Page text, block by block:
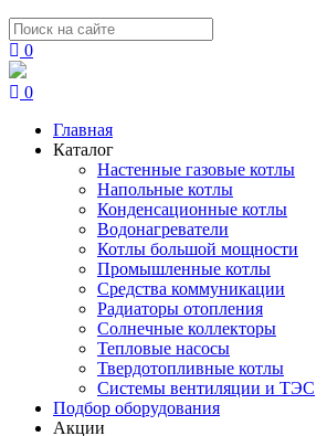
0
0
Главная
Каталог
Настенные газовые котлы
Напольные котлы
Конденсационные котлы
Водонагреватели
Котлы большой мощности
Промышленные котлы
Средства коммуникации
Радиаторы отопления
Солнечные коллекторы
Тепловые насосы
Твердотопливные котлы
Системы вентиляции и ТЭС
Подбор оборудования
Акции